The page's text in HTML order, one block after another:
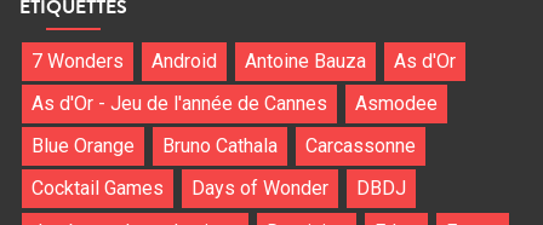
ÉTIQUETTES
7 Wonders Android Antoine Bauza
As d'Or
As d'Or - Jeu de l'année de Cannes
Asmodee
Blue Orange
Bruno Cathala
Carcassonne
Cocktail Games
Days of Wonder
DBDJ